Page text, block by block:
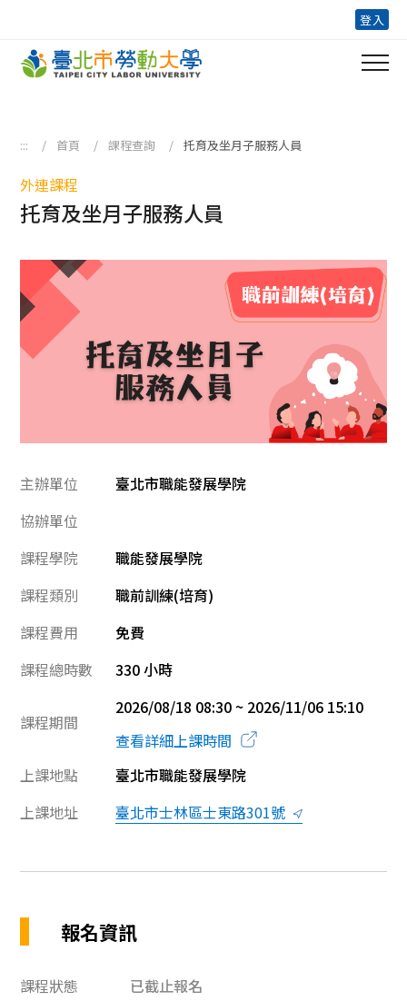
登入
::: 首頁 課程查詢 托育及坐月子服務人員
外連課程
托育及坐月子服務人員
主辦單位
臺北市職能發展學院
協辦單位
課程學院
職能發展學院
課程類別
職前訓練(培育)
課程費用
免費
課程總時數
330 小時
課程期間
2026/08/18 08:30 ~ 2026/11/06 15:10
查看詳細上課時間
上課地點
臺北市職能發展學院
上課地址
臺北市士林區士東路301號
報名資訊
課程狀態 已截止報名